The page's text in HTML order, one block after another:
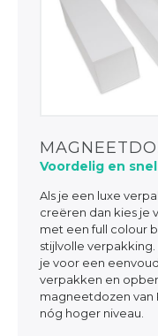
Voordelig en
Als je een luxe
creëren dan kies je
met een full colour
stijlvolle
je voor een
verpakken en
magneetdozen van
nóg hoger niveau.